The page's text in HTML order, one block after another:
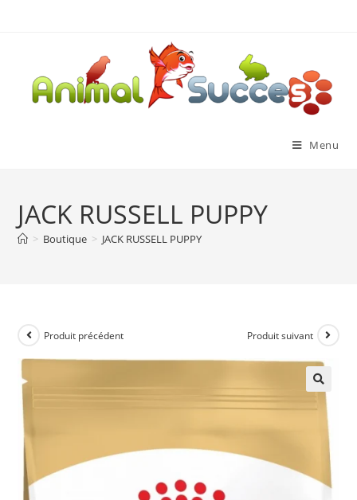
Menu
JACK RUSSELL PUPPY
> Boutique > JACK RUSSELL PUPPY
Produit précédent Produit suivant